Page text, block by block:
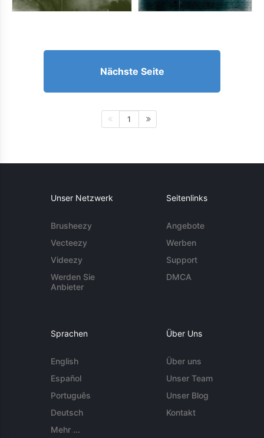
Nächste Seite
1
Unser Netzwerk
Brusheezy
Vecteezy
Videezy
Werden Sie
Anbieter
Seitenlinks
Angebote
Werben
Support
DMCA
Sprachen
English
Español
Português
Deutsch
Mehr ...
Über Uns
Über uns
Unser Team
Unser Blog
Kontakt